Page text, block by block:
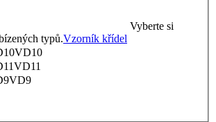
Vyberte si
typů.Vzorník křídel
VD10
VD11
VD9